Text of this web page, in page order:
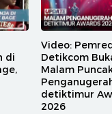
di
Video:
Detikcom
Malam
detiktimur
2026